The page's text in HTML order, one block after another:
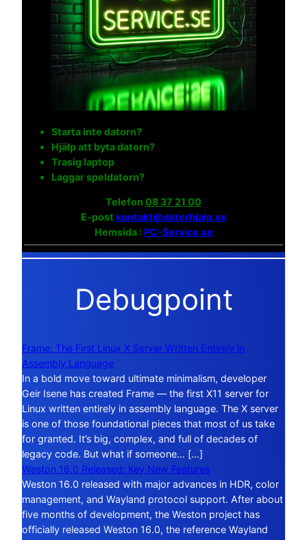
Starta inte datorn?
Hjälp att byta datorn?
Trasig laptop
Laggar speldatorn?
Telefon 08 37 21 00
E-post kontakt@datorhjalp.se
Hemsida :PC-Service.se
Debugpoint
Frame: The First Linux X Server Written Entirely in
Assembly Language
In a bold move toward ultimate minimalism, developer
Geir Isene has created Frame — the first X11 server for
Linux written entirely in assembly language. The X server
is one of those foundational pieces that most of us take
for granted. It’s big, complex, and full of decades of
legacy code. But what if someone… […]
Weston 16.0 Released: Key New Features
Weston 16.0 released with major advances in HDR, color
management, and Wayland protocol support. After about
five months of development, the Weston project has
officially released Weston 16.0, the reference Wayland